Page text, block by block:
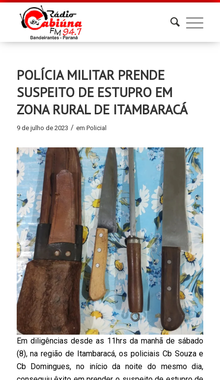
POLÍCIA MILITAR PRENDE
SUSPEITO DE ESTUPRO EM
ZONA RURAL DE ITAMBARACÁ
9 de julho de 2023 / em Policial
Em diligências desde as 11hrs da manhã de sábado
(8), na região de Itambaracá, os policiais Cb Souza e
Cb Domingues, no início da noite do mesmo dia,